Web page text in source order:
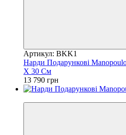
Артикул: BKK1
Нарди Подарункові
Х 30 См
13 790 грн